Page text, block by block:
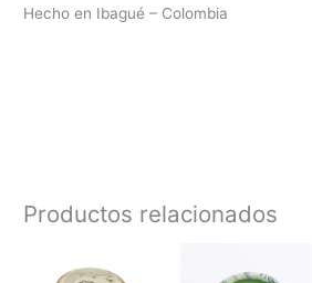
Hecho en Ibagué – Colombia
Productos relacionados